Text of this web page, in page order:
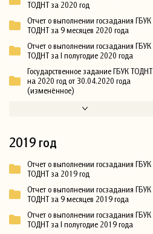
ТОДНТ за 2020 год
Отчет о выполнении госзадания ГБУК
ТОДНТ за 9 месяцев 2020 года
Отчет о выполнении госзадания ГБУК
ТОДНТ за I полугодие 2020 года
Государственное задание ГБУК ТОДНТ
на 2020 год от 30.04.2020 года
(изменённое)
2019 год
Отчет о выполнении госзадания ГБУК
ТОДНТ за 2019 год
Отчет о выполнении госзадания ГБУК
ТОДНТ за 9 месяцев 2019 года
Отчет о выполнении госзадания ГБУК
ТОДНТ за I полугодие 2019 года